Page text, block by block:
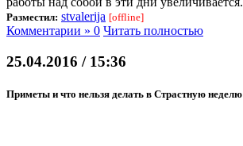
Разместил: stvalerija [offline]
Комментарии » 0 Читать полностью
25.04.2016 / 15:36
Приметы и что нельзя делать в Страстную неделю